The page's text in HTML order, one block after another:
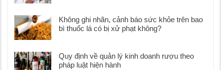
Không ghi nhãn, cảnh báo sức khỏe trên bao
bì thuốc lá có bị xử phạt không?
Quy định về quản lý kinh doanh rượu theo
pháp luật hiện hành